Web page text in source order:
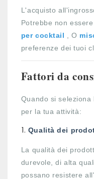
L'acquisto
Potrebbe non
per cocktail
, O
preferenze dei tuoi
Fattori da
Quando si seleziona
per la tua attività:
Qualità dei
La qualità dei
durevole, di alta
possano resistere